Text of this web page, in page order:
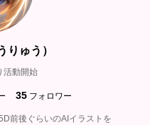
りゅう）
活動開始
35 フォロワー
前後ぐらいのAIイラストを